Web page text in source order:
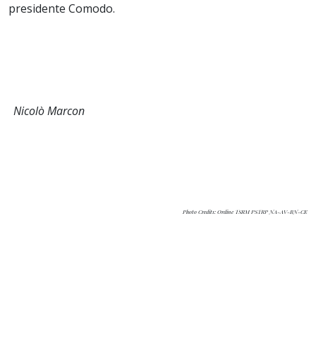
presidente Comodo.
Nicolò Marcon
Photo Credits: Ordine TSRM PSTRP NA-AV-BN-CE